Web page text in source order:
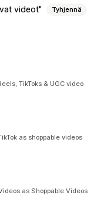
videot Tyhjennä
TikToks & UGC video
as shoppable videos
as Shoppable Videos